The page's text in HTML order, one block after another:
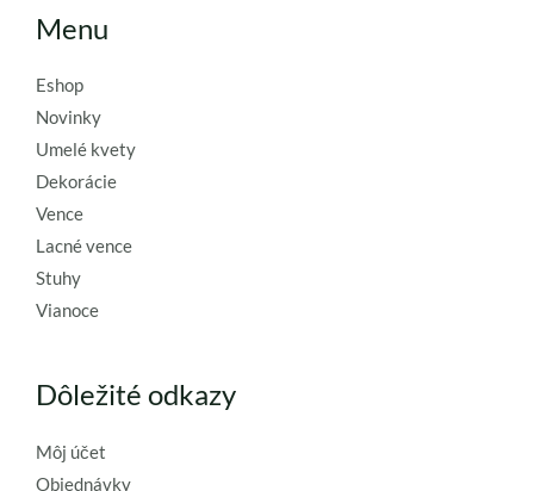
Menu
Eshop
Novinky
Umelé kvety
Dekorácie
Vence
Lacné vence
Stuhy
Vianoce
Dôležité odkazy
Môj účet
Objednávky